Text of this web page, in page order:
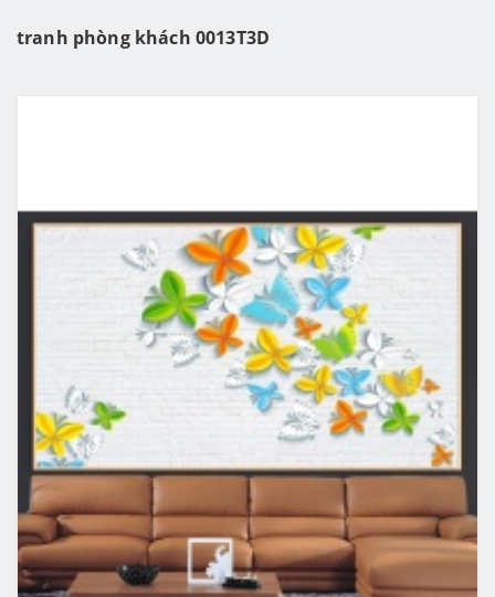
tranh phòng khách 0013T3D